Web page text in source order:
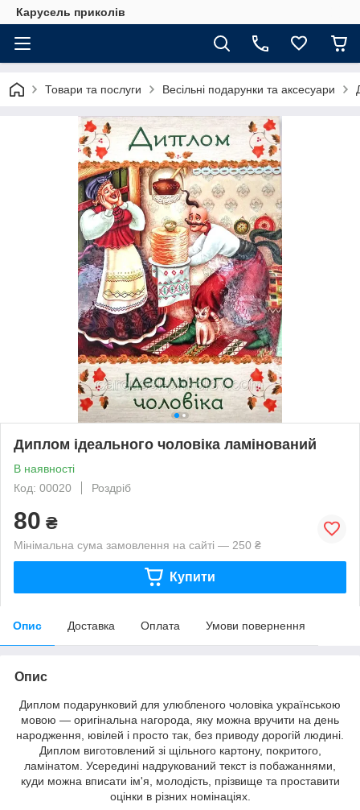
Карусель приколів
Товари та послуги Весільні подарунки та аксесуари
Диплом ідеального чоловіка ламінований
В наявності
Код: 00020
Роздріб
80 ₴
Мінімальна сума замовлення на сайті — 250 ₴
Купити
Опис Доставка Оплата Умови повернення
Опис
Диплом подарунковий для улюбленого чоловіка українською
мовою — оригінальна нагорода, яку можна вручити на день
народження, ювілей і просто так, без приводу дорогій людині.
Диплом виготовлений зі щільного картону, покритого,
ламінатом. Усередині надрукований текст із побажаннями,
куди можна вписати ім'я, молодість, прізвище та проставити
оцінки в різних номінаціях.